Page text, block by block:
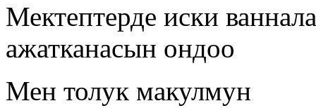
Мектептерде иски
ажатканасын ондоо
Мен толук макулмун